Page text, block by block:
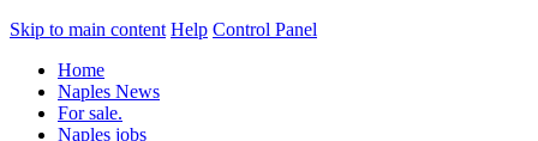
Skip to main content Help Control Panel
Home
Naples News
For sale.
Naples jobs